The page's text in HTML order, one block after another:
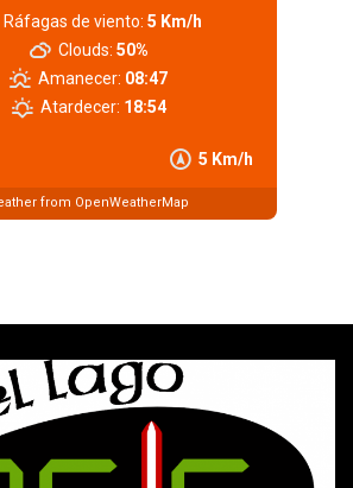
5 Km/h
Ráfagas de viento: 5 Km/h
Clouds: 50%
Amanecer: 08:47
Atardecer: 18:54
from OpenWeatherMap